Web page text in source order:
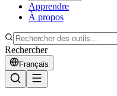
Apprendre
À propos
Rechercher
Français